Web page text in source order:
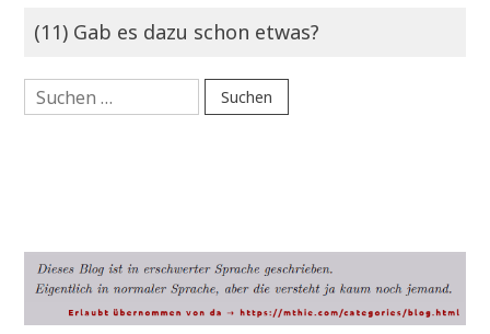
(11) Gab es dazu schon etwas?
Suchen
nach: